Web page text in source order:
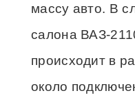
массу авто. В
салона ВАЗ-
происходит в
около